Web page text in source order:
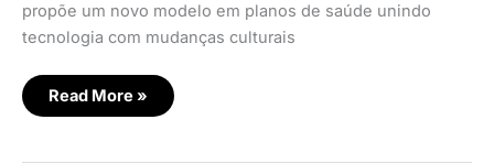
propõe um novo modelo em planos de saúde unindo
tecnologia com mudanças culturais
Read More »